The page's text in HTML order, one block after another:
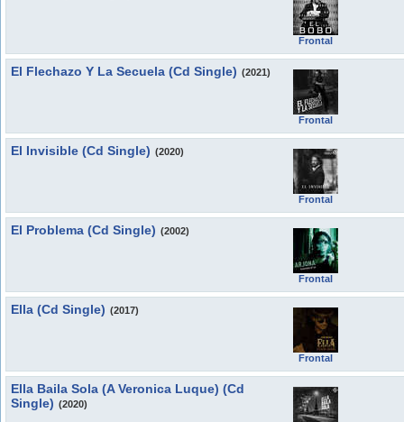
Frontal
El Flechazo Y La Secuela (Cd Single) (2021)
Frontal
El Invisible (Cd Single) (2020)
Frontal
El Problema (Cd Single) (2002)
Frontal
Ella (Cd Single) (2017)
Frontal
Ella Baila Sola (A Veronica Luque) (Cd
Single) (2020)